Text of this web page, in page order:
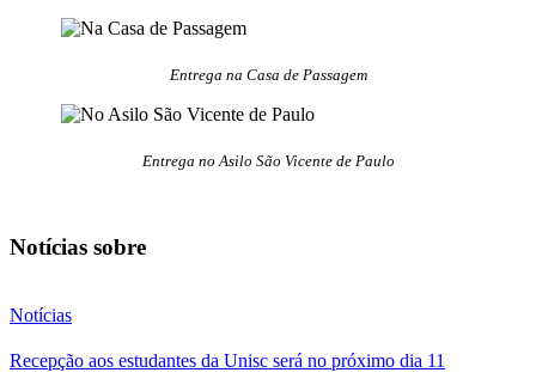
Entrega na Casa de Passagem
Entrega no Asilo São Vicente de Paulo
Notícias sobre
Notícias
Recepção aos estudantes da Unisc será no próximo dia 11